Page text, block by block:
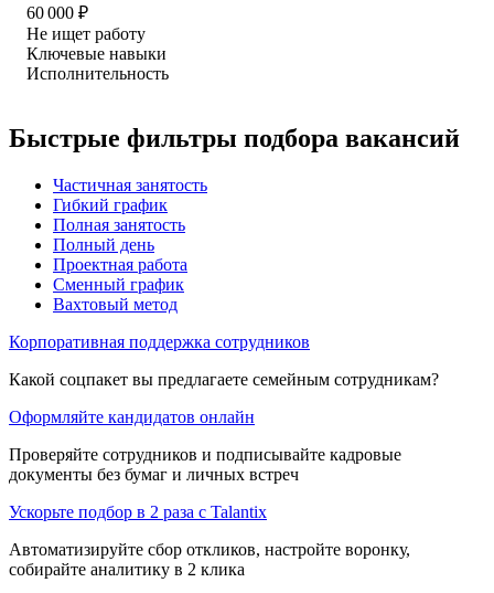
60 000 ₽
Не ищет работу
Ключевые навыки
Исполнительность
Быстрые фильтры подбора вакансий
Частичная занятость
Гибкий график
Полная занятость
Полный день
Проектная работа
Сменный график
Вахтовый метод
Корпоративная поддержка сотрудников
Какой соцпакет вы предлагаете семейным сотрудникам?
Оформляйте кандидатов онлайн
Проверяйте сотрудников и подписывайте кадровые
документы без бумаг и личных встреч
Ускорьте подбор в 2 раза с Talantix
Автоматизируйте сбор откликов, настройте воронку,
собирайте аналитику в 2 клика